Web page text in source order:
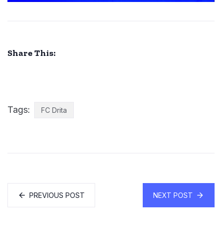
Share This:
Tags: FC Drita
PREVIOUS POST NEXT POST